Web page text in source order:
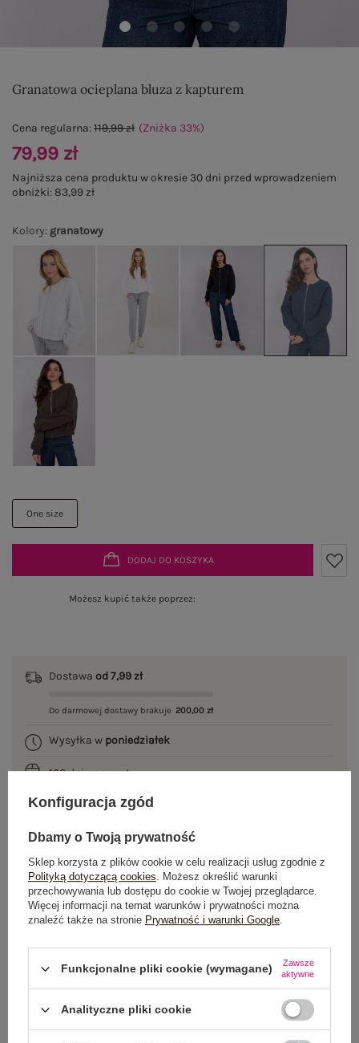
Granatowa ocieplana bluza z kapturem
Kolory: granatowy
One size
Cena regularna:119,99 zł (Zniżka 33%)
79,99 zł
Najniższa cena produktu w okresie 30 dni przed wprowadzeniem
obniżki: 83,99 zł
DODAJ DO KOSZYKA
Możesz kupić także poprzez:
Dostawa od 7,99 zł
Do darmowej dostawy brakuje 200,00 zł
Wysyłka w poniedziałek
100 dni na zwrot
OPIS PRODUKTU
GŁÓWNE PARAMETRY
OPINIE O PRODUKCIE (0)
Konfiguracja zgód
Dbamy o Twoją prywatność
Sklep korzysta z plików cookie w celu realizacji usług zgodnie z
Polityką dotyczącą cookies. Możesz określić warunki
przechowywania lub dostępu do cookie w Twojej przeglądarce.
Więcej informacji na temat warunków i prywatności można
znaleźć także na stronie Prywatność i warunki Google.
Funkcjonalne pliki cookie (wymagane)
Zawsze
aktywne
Analityczne pliki cookie